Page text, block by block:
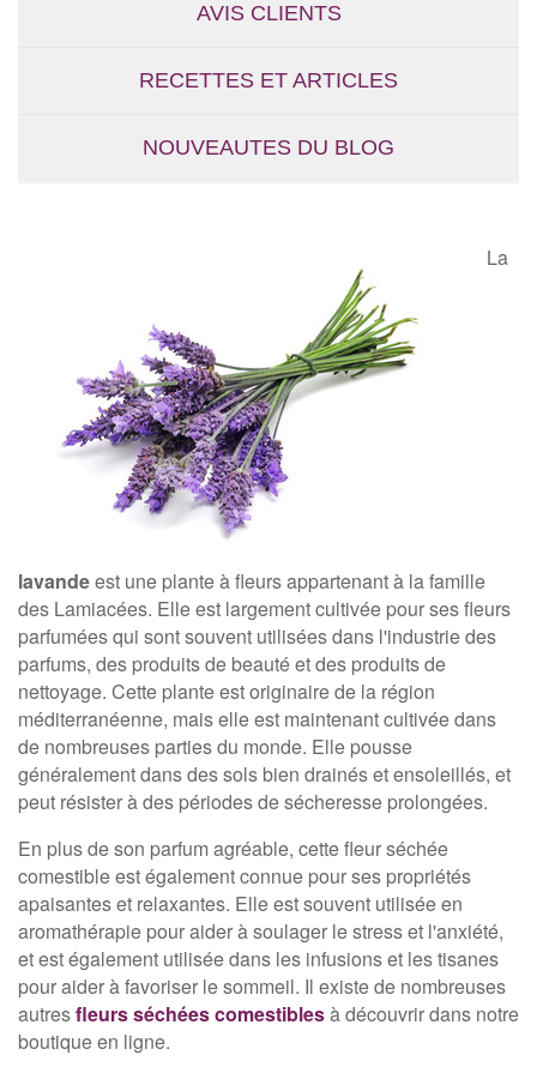
AVIS CLIENTS
RECETTES ET ARTICLES
NOUVEAUTES DU BLOG
La
lavandeest une plante à fleurs appartenant à la famille
des Lamiacées. Elle est largement cultivée pour ses fleurs
parfumées qui sont souvent utilisées dans l'industrie des
parfums, des produits de beauté et des produits de
nettoyage. Cette plante est originaire de la région
méditerranéenne, mais elle est maintenant cultivée dans
de nombreuses parties du monde. Elle pousse
généralement dans des sols bien drainés et ensoleillés, et
peut résister à des périodes de sécheresse prolongées.
En plus de son parfum agréable, cette fleur séchée
comestible est également connue pour ses propriétés
apaisantes et relaxantes. Elle est souvent utilisée en
aromathérapie pour aider à soulager le stress et l'anxiété,
et est également utilisée dans les infusions et les tisanes
pour aider à favoriser le sommeil. Il existe de nombreuses
autresfleurs séchées comestiblesà découvrir dans notre
boutique en ligne.